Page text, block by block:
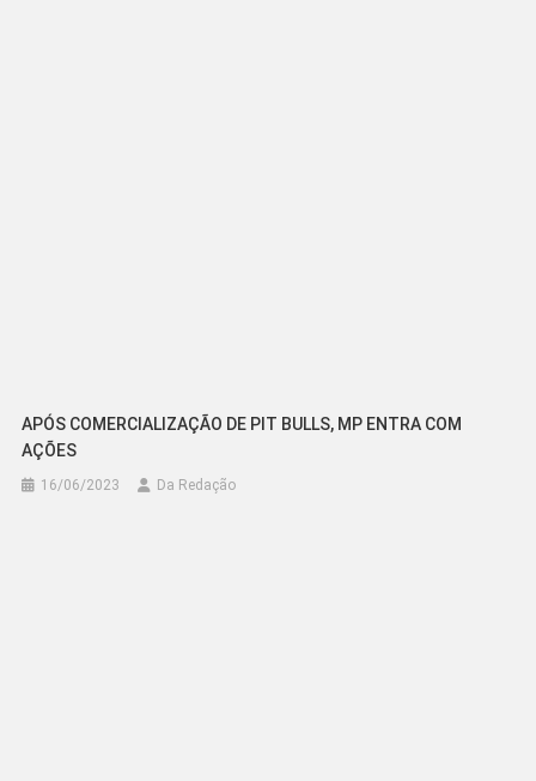
APÓS COMERCIALIZAÇÃO DE PIT BULLS, MP ENTRA COM
AÇÕES
16/06/2023 Da Redação